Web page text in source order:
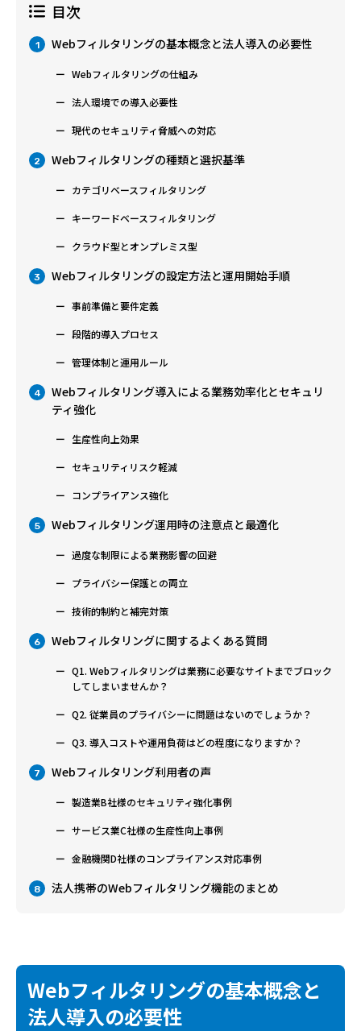
目次
1 Webフィルタリングの基本概念と法人導入の必要性
Webフィルタリングの仕組み
法人環境での導入必要性
現代のセキュリティ脅威への対応
2 Webフィルタリングの種類と選択基準
カテゴリベースフィルタリング
キーワードベースフィルタリング
クラウド型とオンプレミス型
3 Webフィルタリングの設定方法と運用開始手順
事前準備と要件定義
段階的導入プロセス
管理体制と運用ルール
4
Webフィルタリング導入による業務効率化とセキュリ
ティ強化
生産性向上効果
セキュリティリスク軽減
コンプライアンス強化
5 Webフィルタリング運用時の注意点と最適化
過度な制限による業務影響の回避
プライバシー保護との両立
技術的制約と補完対策
6 Webフィルタリングに関するよくある質問
Q1. Webフィルタリングは業務に必要なサイトまでブロック
してしまいませんか？
Q2. 従業員のプライバシーに問題はないのでしょうか？
Q3. 導入コストや運用負荷はどの程度になりますか？
7 Webフィルタリング利用者の声
製造業B社様のセキュリティ強化事例
サービス業C社様の生産性向上事例
金融機関D社様のコンプライアンス対応事例
8 法人携帯のWebフィルタリング機能のまとめ
Webフィルタリングの基本概念と
法人導入の必要性